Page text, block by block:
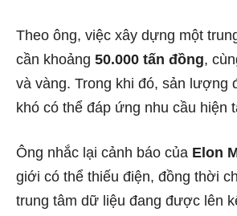
Theo ông, việc xây dựng một
cần khoảng 50.000 tấn đồng,
và vàng. Trong khi đó, sản lượng
khó có thể đáp ứng nhu cầu hiện
Ông nhắc lại cảnh báo của Elon
giới có thể thiếu điện, đồng thời
trung tâm dữ liệu đang được lên